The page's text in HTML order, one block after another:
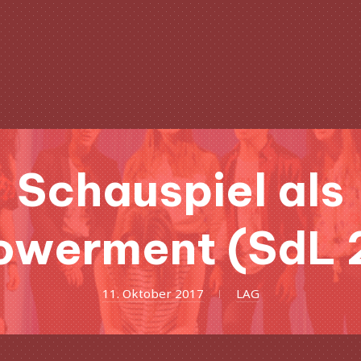
Schauspiel als
(SdL
11. Oktober 201711.
Juni
2018
LAG